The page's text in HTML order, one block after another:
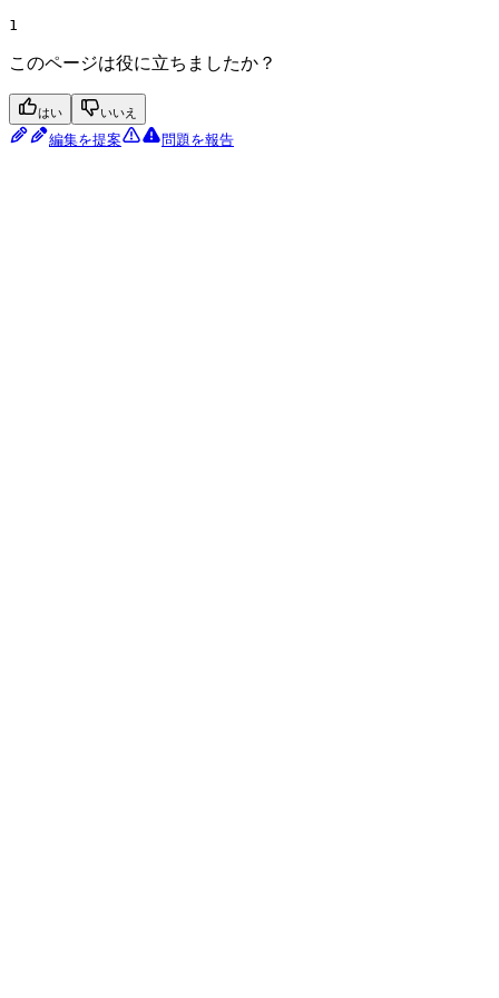
1
このページは役に立ちましたか？
はい いいえ
編集を提案 問題を報告